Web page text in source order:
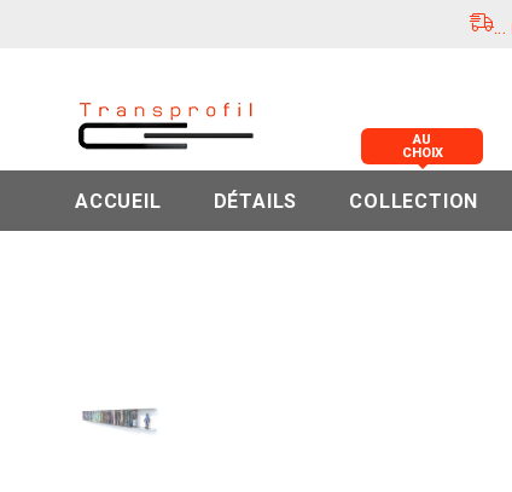
...
ACCUEIL DÉTAILS COLLECTION
AU
CHOIX